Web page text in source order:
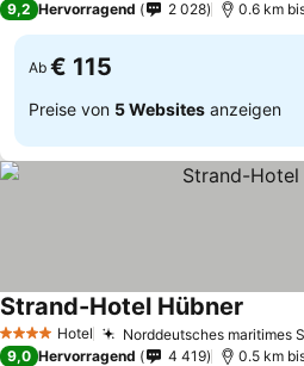
9,2 Hervorragend 2 028 0.6 km
Ab € 115
Preise von 5 Websites anzeigen
4 Sterne Hotel Norddeutsches maritimes
Strand-Hotel Hübner
9,0 Hervorragend 4 419 0.5 km